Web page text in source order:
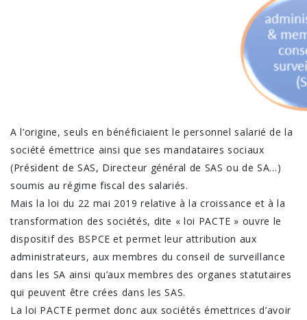
A l’origine, seuls en bénéficiaient le personnel salarié de la
société émettrice ainsi que ses mandataires sociaux
(Président de SAS, Directeur général de SAS ou de SA…)
soumis au régime fiscal des salariés.
Mais la loi du 22 mai 2019 relative à la croissance et à la
transformation des sociétés, dite « loi PACTE » ouvre le
dispositif des BSPCE et permet leur attribution aux
administrateurs, aux membres du conseil de surveillance
dans les SA ainsi qu’aux membres des organes statutaires
qui peuvent être crées dans les SAS.
La loi PACTE permet donc aux sociétés émettrices d’avoir